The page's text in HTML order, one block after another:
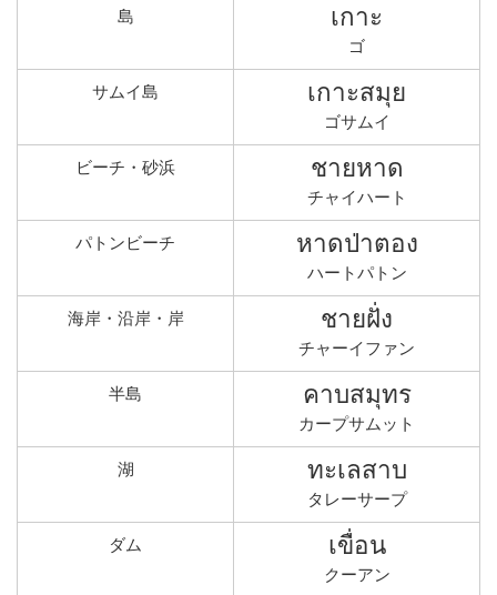
島 เกาะ
ゴ
サムイ島 เกาะสมุย
ゴサムイ
ビーチ・砂浜 ชายหาด
チャイハート
パトンビーチ หาดป่าตอง
ハートパトン
海岸・沿岸・岸 ชายฝั่ง
チャーイファン
半島 คาบสมุทร
カープサムット
湖 ทะเลสาบ
タレーサープ
ダム เขื่อน
クーアン